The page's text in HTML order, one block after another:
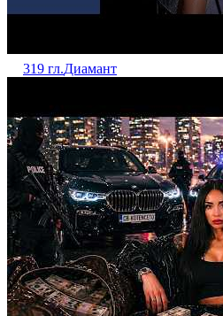
319 гл.Диамант